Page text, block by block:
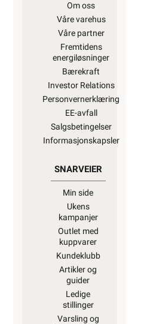
Om oss
Våre varehus
Våre partner
Fremtidens
energiløsninger
Bærekraft
Investor Relations
Personvernerklæring
EE-avfall
Salgsbetingelser
Informasjonskapsler
SNARVEIER
Min side
Ukens
kampanjer
Outlet med
kuppvarer
Kundeklubb
Artikler og
guider
Ledige
stillinger
Varsling og